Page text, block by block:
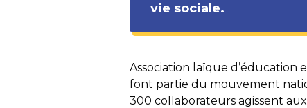
vie sociale.
Association laïque d’éducation
font partie du mouvement
300 collaborateurs agissent